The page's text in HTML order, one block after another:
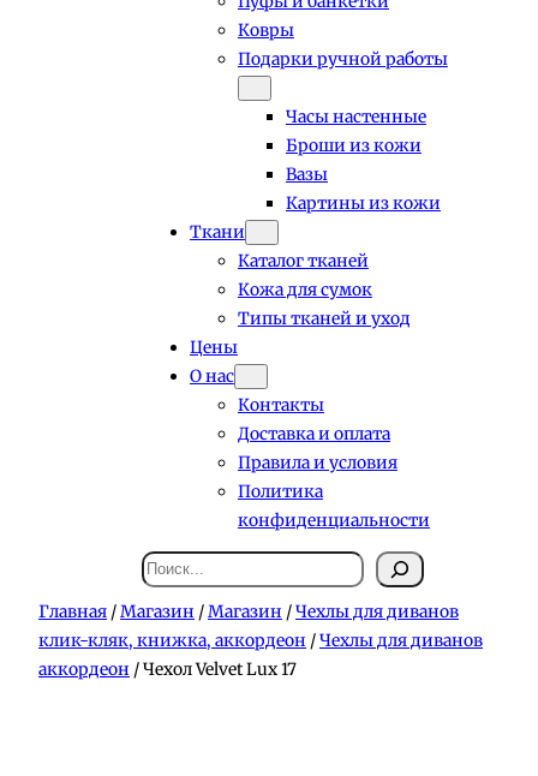
Ковры
Подарки ручной работы
Часы настенные
Броши из кожи
Вазы
Картины из кожи
Ткани
Каталог тканей
Кожа для сумок
Типы тканей и уход
Цены
О нас
Контакты
Доставка и оплата
Правила и условия
Политика
конфиденциальности
Поиск
Главная /Магазин /Магазин /Чехлы для диванов
клик-кляк, книжка, аккордеон /Чехлы для диванов
аккордеон / Чехол Velvet Lux 17